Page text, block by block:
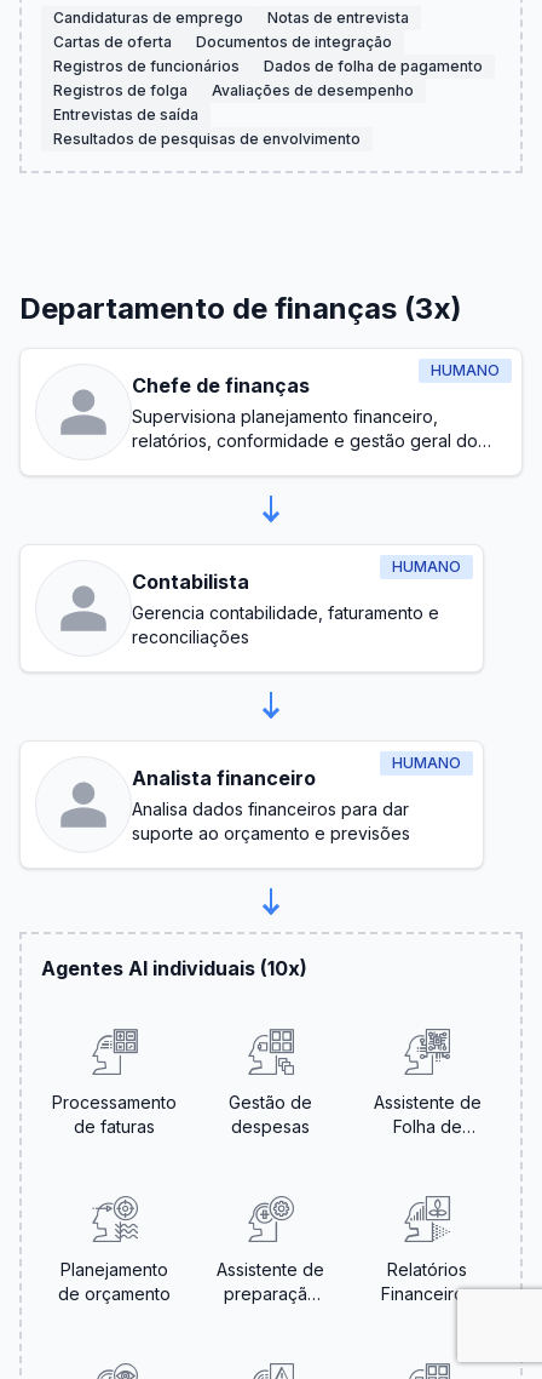
Candidaturas de emprego
Notas de entrevista
Cartas de oferta
Documentos de integração
Registros de funcionários
Dados de folha de pagamento
Registros de folga
Avaliações de desempenho
Entrevistas de saída
Resultados de pesquisas de envolvimento
Departamento de finanças (3x)
HUMANO
Chefe de finanças
Supervisiona planejamento financeiro,
relatórios, conformidade e gestão geral do
HUMANO
Contabilista
Gerencia contabilidade, faturamento e
reconciliações
HUMANO
Analista financeiro
Analisa dados financeiros para dar
suporte ao orçamento e previsões
Agentes AI individuais (10x)
Processamento
de faturas
Gestão de
despesas
Assistente de
Folha de
Planejamento
de orçamento
Assistente de
preparação
Relatórios
Financeiros